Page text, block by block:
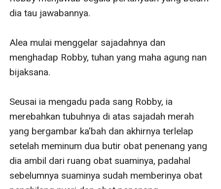
dia tau jawabannya.
Alea mulai menggelar sajadahnya dan
menghadap Robby, tuhan yang maha agung nan
bijaksana.
Seusai ia mengadu pada sang Robby, ia
merebahkan tubuhnya di atas sajadah merah
yang bergambar ka'bah dan akhirnya terlelap
setelah meminum dua butir obat penenang yang
dia ambil dari ruang obat suaminya, padahal
sebelumnya suaminya sudah memberinya obat